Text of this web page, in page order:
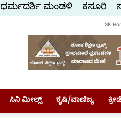
ಧರ್ಮದರ್ಶಿ ಮಂಡಳಿ ಕಸ್ತೂರಿ
SK
ಸಿನಿ ಮೀಲ್ಸ್ ಕೃಷಿ/ವಾಣಿಜ್ಯ